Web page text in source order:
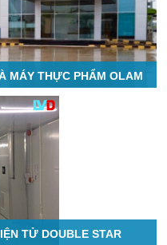
MÁY THỰC PHẨM OLAM
TỬ DOUBLE STAR